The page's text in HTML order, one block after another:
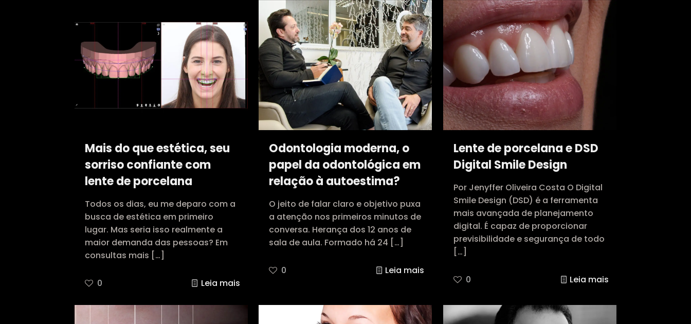
Mais do que estética, seu
sorriso confiante com
lente de porcelana
Todos os dias, eu me deparo com a
busca de estética em primeiro
lugar. Mas seria isso realmente a
maior demanda das pessoas? Em
consultas mais […]
0 Leia mais
Odontologia moderna, o
papel da odontológica em
relação à autoestima?
O jeito de falar claro e objetivo puxa
a atenção nos primeiros minutos de
conversa. Herança dos 12 anos de
sala de aula. Formado há 24 […]
0 Leia mais
Lente de porcelana e DSD
Digital Smile Design
Por Jenyffer Oliveira Costa O Digital
Smile Design (DSD) é a ferramenta
mais avançada de planejamento
digital. É capaz de proporcionar
previsibilidade e segurança de todo
[…]
0 Leia mais